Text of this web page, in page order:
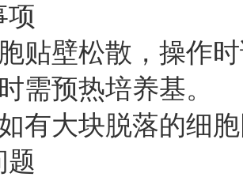
项
贴壁松散，操作
需预热培养基。
有大块脱落的细
题